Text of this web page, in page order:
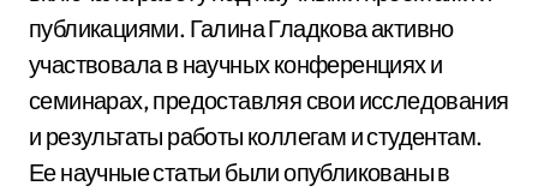
публикациями. Галина Гладкова активно
участвовала в научных конференциях и
семинарах, предоставляя свои исследования
и результаты работы коллегам и студентам.
Ее научные статьи были опубликованы в